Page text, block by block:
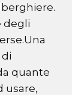
degli
quante
usare,